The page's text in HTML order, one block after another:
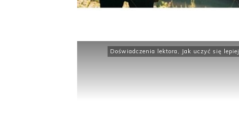
Doświadczenia lektora Jak uczyć się lepiej